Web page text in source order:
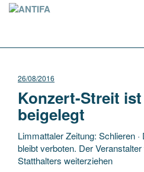
26/08/2016
Konzert-Streit
beigelegt
Limmattaler Zeitung: Schlieren
bleibt verboten. Der
Statthalters weiterziehen